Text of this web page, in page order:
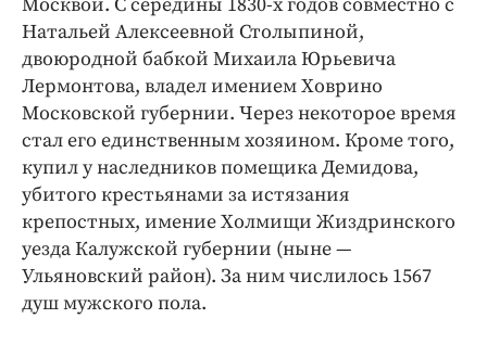
Москвой. C середины 1830-х годов совместно с
Натальей Алексеевной Столыпиной,
двоюродной бабкой Михаила Юрьевича
Лермонтова, владел имением Ховрино
Московской губернии. Через некоторое время
стал его единственным хозяином. Кроме того,
купил у наследников помещика Демидова,
убитого крестьянами за истязания
крепостных, имение Холмищи Жиздринского
уезда Калужской губернии (ныне —
Ульяновский район). За ним числилось 1567
душ мужского пола.